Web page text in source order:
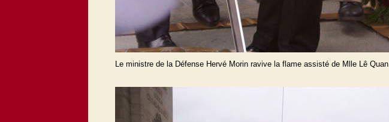
Le ministre de la Défense Hervé Morin ravive la flame assisté de Mlle Lê Quan